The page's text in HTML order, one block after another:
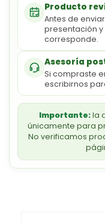
Producto
Antes de
presentación
corresponde.
Asesoría
Si compraste
escribirnos
Importante:la
únicamente para
No verificamos